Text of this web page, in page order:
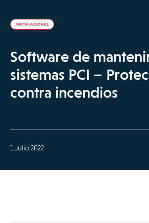
INSTALACIONES
Software de
sistemas PCI –
contra incendios
1 Julio 2022